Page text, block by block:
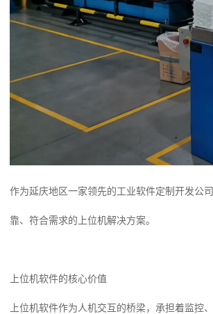
作为延庆地区一家领先的工业软件定制开发公
靠、符合需求的上位机解决方案。
上位机软件的核心价值
上位机软件作为人机交互的桥梁，承担着监控